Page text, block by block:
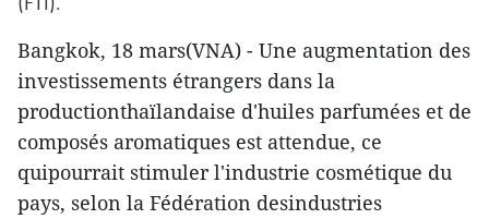
Bangkok, 18 mars(VNA) - Une augmentation des
investissements étrangers dans la
productionthaïlandaise d'huiles parfumées et de
composés aromatiques est attendue, ce
quipourrait stimuler l'industrie cosmétique du
pays, selon la Fédération desindustries